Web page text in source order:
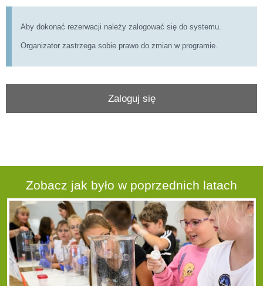
Aby dokonać rezerwacji należy zalogować się do systemu.
Organizator zastrzega sobie prawo do zmian w programie.
Zaloguj się
Zobacz jak było w poprzednich latach